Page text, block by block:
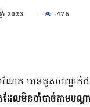
ាំ 2023 476
ែត បានគូសបញ្ជាក់ថ
ែលមិនចាំបាច់តាមបណ្